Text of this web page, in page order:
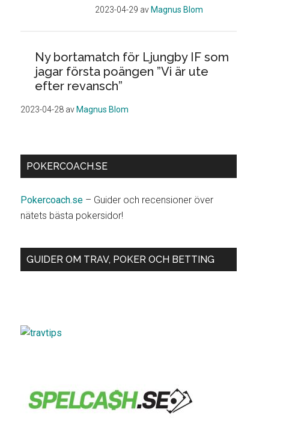
2023-04-29 av Magnus Blom
Ny bortamatch för Ljungby IF som
jagar första poängen ”Vi är ute
efter revansch”
2023-04-28 av Magnus Blom
POKERCOACH.SE
Pokercoach.se – Guider och recensioner över
nätets bästa pokersidor!
GUIDER OM TRAV, POKER OCH BETTING